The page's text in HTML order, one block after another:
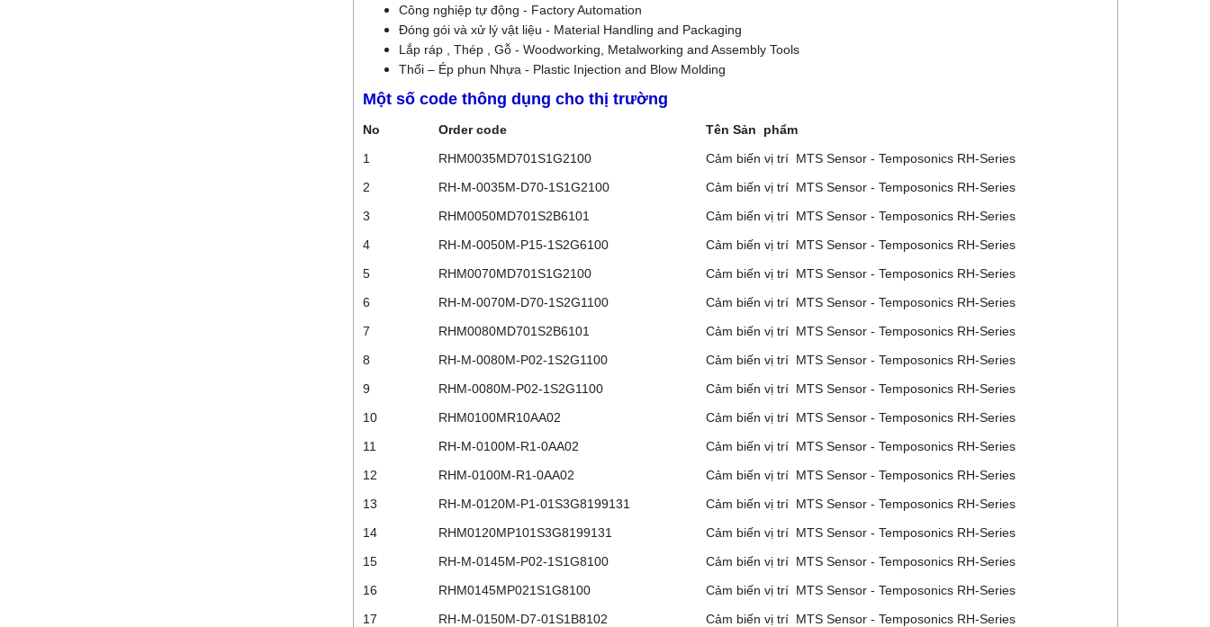
Công nghiệp tự động - Factory Automation
Đóng gói và xử lý vật liệu - Material Handling and Packaging
Lắp ráp , Thép , Gỗ - Woodworking, Metalworking and Assembly Tools
Thổi – Ép phun Nhựa - Plastic Injection and Blow Molding
Một số code thông dụng cho thị trường
No Order code
Tên Sản phẩm
1
RHM0035MD701S1G2100
Cảm biến vị trí MTS Sensor - Temposonics RH-Series
2
RH-M-0035M-D70-1S1G2100
Cảm biến vị trí MTS Sensor - Temposonics RH-Series
3
RHM0050MD701S2B6101
Cảm biến vị trí MTS Sensor - Temposonics RH-Series
4
RH-M-0050M-P15-1S2G6100
Cảm biến vị trí MTS Sensor - Temposonics RH-Series
5
RHM0070MD701S1G2100
Cảm biến vị trí MTS Sensor - Temposonics RH-Series
6
RH-M-0070M-D70-1S2G1100
Cảm biến vị trí MTS Sensor - Temposonics RH-Series
7
RHM0080MD701S2B6101
Cảm biến vị trí MTS Sensor - Temposonics RH-Series
8
RH-M-0080M-P02-1S2G1100
Cảm biến vị trí MTS Sensor - Temposonics RH-Series
9
RHM-0080M-P02-1S2G1100
Cảm biến vị trí MTS Sensor - Temposonics RH-Series
10
RHM0100MR10AA02
Cảm biến vị trí MTS Sensor - Temposonics RH-Series
11
RH-M-0100M-R1-0AA02
Cảm biến vị trí MTS Sensor - Temposonics RH-Series
12
RHM-0100M-R1-0AA02
Cảm biến vị trí MTS Sensor - Temposonics RH-Series
13
RH-M-0120M-P1-01S3G8199131
Cảm biến vị trí MTS Sensor - Temposonics RH-Series
14
RHM0120MP101S3G8199131
Cảm biến vị trí MTS Sensor - Temposonics RH-Series
15
RH-M-0145M-P02-1S1G8100
Cảm biến vị trí MTS Sensor - Temposonics RH-Series
16
RHM0145MP021S1G8100
Cảm biến vị trí MTS Sensor - Temposonics RH-Series
17
RH-M-0150M-D7-01S1B8102
Cảm biến vị trí MTS Sensor - Temposonics RH-Series